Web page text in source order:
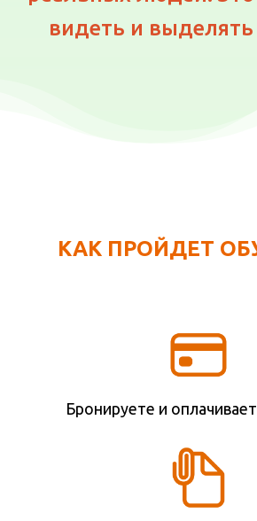
видеть и выделять
КАК ПРОЙДЕТ
Бронируете и